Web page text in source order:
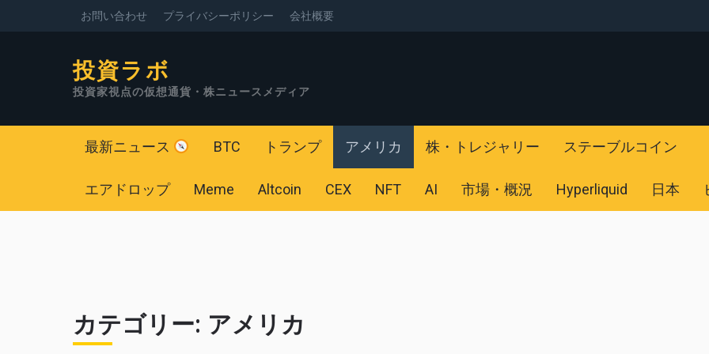
お問い合わせ プライバシーポリシー 会社概要
投資ラボ
投資家視点の仮想通貨・株ニュースメディア
最新ニュース BTC トランプ アメリカ 株・トレジャリー ステーブルコイン
エアドロップ Meme Altcoin CEX NFT AI 市場・概況 Hyperliquid 日本
カテゴリー: アメリカ